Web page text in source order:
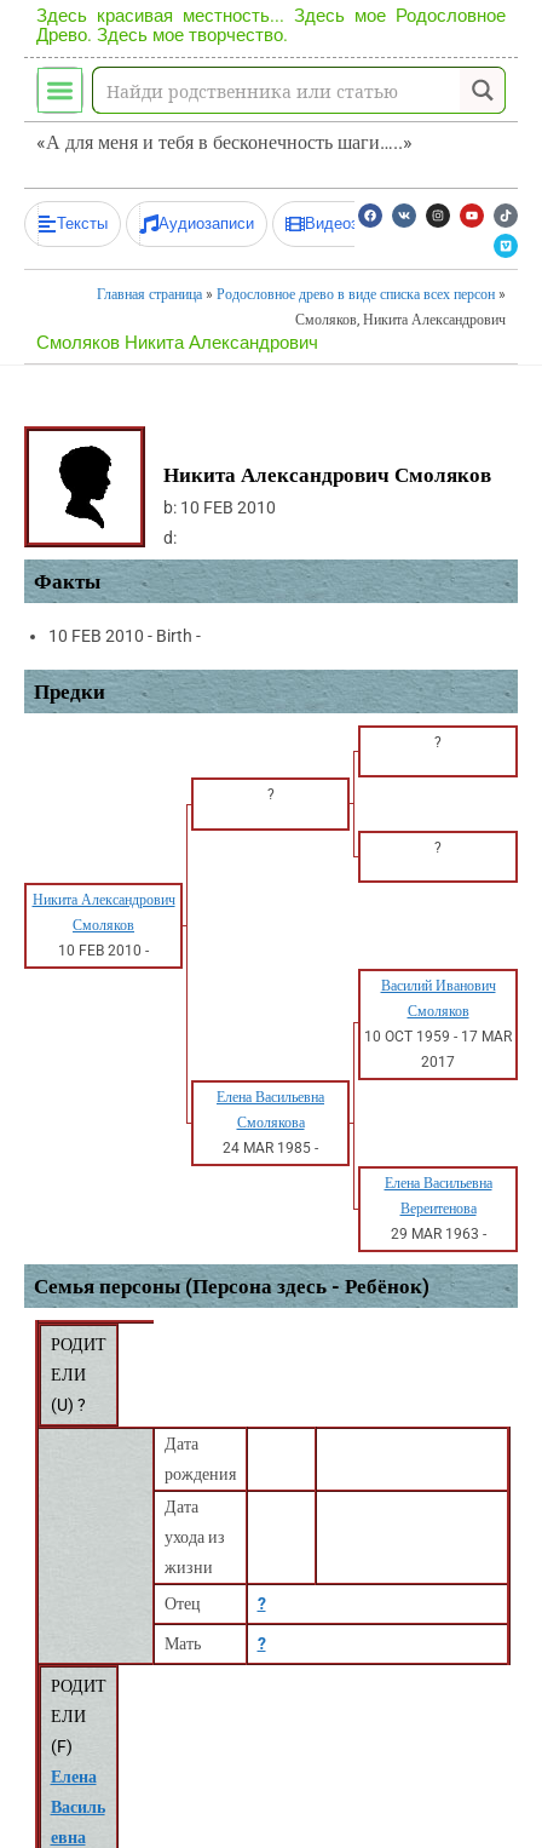
Здесь красивая местность... Здесь мое Родословное
Древо. Здесь мое творчество.
«А для меня и тебя в бесконечность шаги…..»
Тексты Аудиозаписи Видеозаписи
Главная страница » Родословное древо в виде списка всех персон »
Смоляков, Никита Александрович
Смоляков Никита Александрович
Никита Александрович Смоляков
b: 10 FEB 2010
d:
Факты
10 FEB 2010 - Birth -
Предки
?
?
?
Никита Александрович
Смоляков
10 FEB 2010 -
Василий Иванович
Смоляков
10 OCT 1959 - 17 MAR
2017
Елена Васильевна
Смолякова
24 MAR 1985 -
Елена Васильевна
Вереитенова
29 MAR 1963 -
Семья персоны (Персона здесь - Ребёнок)
РОДИТ
ЕЛИ
(U) ?
Дата
рождения
Дата
ухода из
жизни
Отец
?
Мать ?
РОДИТ
ЕЛИ
(F)
Елена
Василь
евна